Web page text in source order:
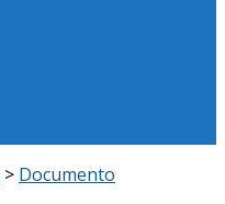
> Documento